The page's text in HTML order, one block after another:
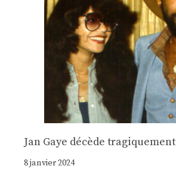
Jan Gaye décède tragiquement
8 janvier 2024